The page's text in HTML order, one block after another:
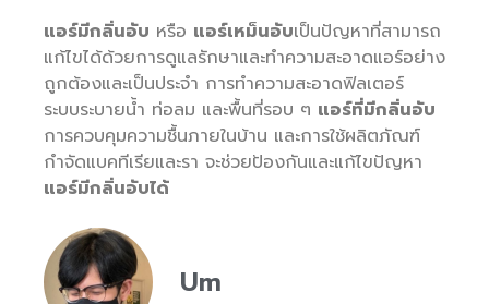
แอร์มีกลิ่นอับ หรือ แอร์เหม็นอับเป็นปัญหาที่สามารถ
แก้ไขได้ด้วยการดูแลรักษาและทำความสะอาดแอร์อย่าง
ถูกต้องและเป็นประจำ การทำความสะอาดฟิลเตอร์
ระบบระบายน้ำ ท่อลม และพื้นที่รอบ ๆ แอร์ที่มีกลิ่นอับ
การควบคุมความชื้นภายในบ้าน และการใช้ผลิตภัณฑ์
กำจัดแบคทีเรียและรา จะช่วยป้องกันและแก้ไขปัญหา
แอร์มีกลิ่นอับได้
Um